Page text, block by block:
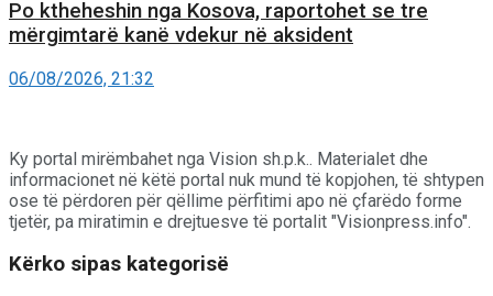
Po ktheheshin nga Kosova, raportohet se tre
mërgimtarë kanë vdekur në aksident
06/08/2026, 21:32
Ky portal mirëmbahet nga Vision sh.p.k.. Materialet dhe
informacionet në këtë portal nuk mund të kopjohen, të shtypen
ose të përdoren për qëllime përfitimi apo në çfarëdo forme
tjetër, pa miratimin e drejtuesve të portalit "Visionpress.info".
Kërko sipas kategorisë